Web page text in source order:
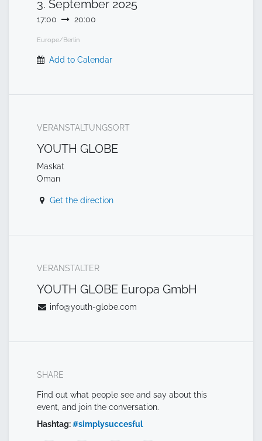
3. September 2025
17:00 20:00
Europe/Berlin
Add to Calendar
VERANSTALTUNGSORT
YOUTH GLOBE
Maskat
Oman
Get the direction
VERANSTALTER
YOUTH GLOBE Europa GmbH
info@youth-globe.com
SHARE
Find out what people see and say about this
event, and join the conversation.
Hashtag:#simplysuccesful